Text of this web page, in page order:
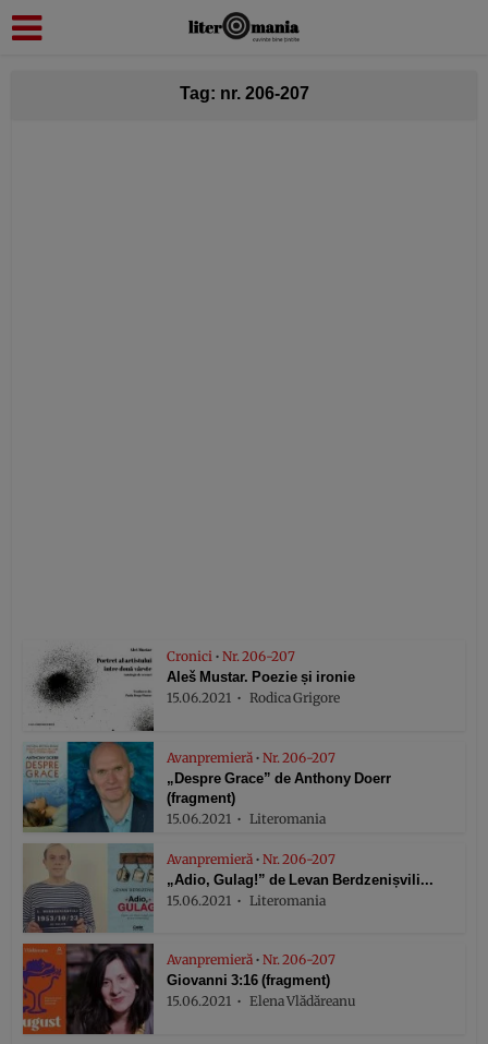
Tag: nr. 206-207
Cronici • Nr. 206-207
Aleš Mustar. Poezie și ironie
15.06.2021
Rodica Grigore
Avanpremieră • Nr. 206-207
„Despre Grace” de Anthony Doerr
(fragment)
15.06.2021
Literomania
Avanpremieră • Nr. 206-207
„Adio, Gulag!” de Levan Berdzenișvili...
15.06.2021
Literomania
Avanpremieră • Nr. 206-207
Giovanni 3:16 (fragment)
15.06.2021
Elena Vlădăreanu
modal-check